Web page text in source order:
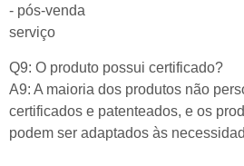
- pós-venda
serviço
Q9: O produto possui certificado?
A9: A maioria dos produtos não
certificados e patenteados, e os
podem ser adaptados às